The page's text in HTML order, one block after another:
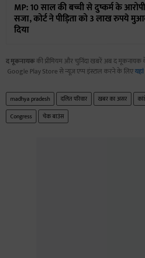
MP: 10 साल की बच्ची से दुष्कर्म के
सजा, कोर्ट ने पीड़िता को 3 लाख रुपये
दिया
द मूकनायककी प्रीमियम और चुनिंदा खबरें अब द मूकनायक
Google Play Store से न्यूज़ एप्प इंस्टाल करने के लिए
madhya pradesh दलित परिवार खबर का असर
Congress
चेक बाउंस